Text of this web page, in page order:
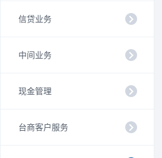
信贷业务
中间业务
现金管理
台商客户服务